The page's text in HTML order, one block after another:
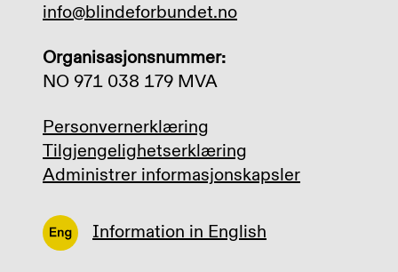
info@blindeforbundet.no
Organisasjonsnummer:
NO 971 038 179 MVA
Personvernerklæring
Tilgjengelighetserklæring
Administrer informasjonskapsler
Information in English